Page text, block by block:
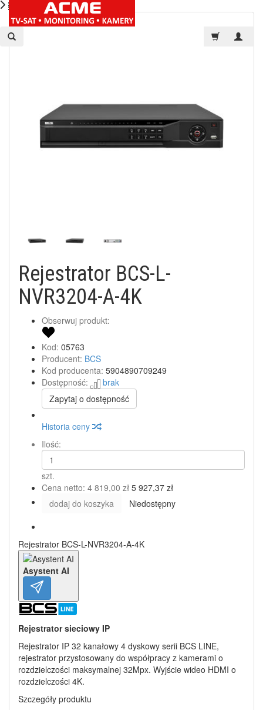
Rejestrator BCS-L-
NVR3204-A-4K
Obserwuj produkt:
Kod: 05763
Producent: BCS
Kod producenta: 5904890709249
Dostępność:
brak
Zapytaj o dostępność
Historia ceny
Ilość:
szt.
Cena netto: 4 819,00 zł 5 927,37 zł
dodaj do koszyka
Niedostępny
Rejestrator BCS-L-NVR3204-A-4K
Asystent AI
Rejestrator sieciowy IP
Rejestrator IP 32 kanałowy 4 dyskowy serii BCS LINE,
rejestrator przystosowany do współpracy z kamerami o
rozdzielczości maksymalnej 32Mpx. Wyjście wideo HDMI o
rozdzielczości 4K.
Szczegóły produktu